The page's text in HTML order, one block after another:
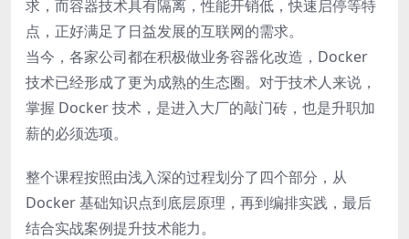
求，而容器技术具有隔离，性能开销低，快速启停等特
点，正好满足了日益发展的互联网的需求。
当今，各家公司都在积极做业务容器化改造，Docker
技术已经形成了更为成熟的生态圈。对于技术人来说，
掌握 Docker 技术，是进入大厂的敲门砖，也是升职加
薪的必须选项。
整个课程按照由浅入深的过程划分了四个部分，从
Docker 基础知识点到底层原理，再到编排实践，最后
结合实战案例提升技术能力。